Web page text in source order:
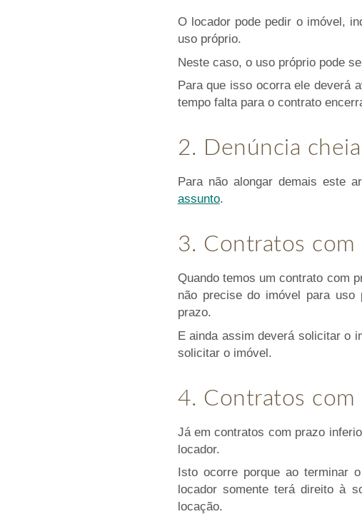
O locador pode pedir o imóvel,
uso próprio.
Neste caso, o uso próprio pode
Para que isso ocorra ele deverá
tempo falta para o contrato
2. Denúncia cheia
Para não alongar demais este
assunto.
3. Contratos com
Quando temos um contrato com
não precise do imóvel para uso
prazo.
E ainda assim deverá solicitar o
solicitar o imóvel.
4. Contratos com
Já em contratos com prazo
locador.
Isto ocorre porque ao terminar
locador somente terá direito à
locação.